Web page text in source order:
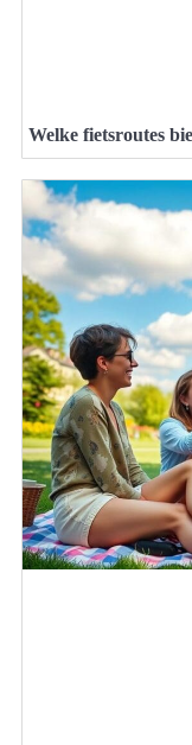
Welke fietsroutes